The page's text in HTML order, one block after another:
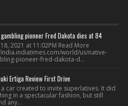
pioneer Fred Dakota dies at 84
2021 at 11:02PM Read More
world/us/native-
pioneer-fred-dakota-d...
Ertiga Review First Drive
car created to invite superlatives. It did
in a spectacular fashion, but still
any...